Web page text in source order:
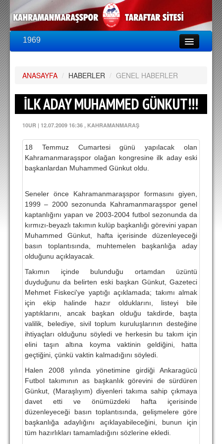
1969
PUAN DURUMU
FİKSTÜR
KADRO
A TAKIM KADROSU
TEKNİK KADRO
TRANSFERLER
TARAFTAR
BİLETLER
DEPLASMAN
LİSANSLI ÜRÜNLER
FOTOĞRAF & VİDEOLAR
MARŞ & TEZAHÜRATLAR
KULÜP
AMBLEM
SPOR TESİSLERİ
YÖNETİM KURULU
PERSONEL
SPONSORLAR
TARİHÇE
ANASAYFA / HABERLER / GENEL HABERLER
İLK ADAY MUHAMMED GÜNKUT!!!
10UR | 12.07.2009 16:36 , KAHRAMANMARAŞ
18 Temmuz Cumartesi günü yapılacak olan
Kahramanmaraşspor olağan kongresine ilk aday eski
başkanlardan Muhammed Günkut oldu.
Seneler önce Kahramanmaraşspor formasını giyen,
1999 – 2000 sezonunda Kahramanmaraşspor genel
kaptanlığını yapan ve 2003-2004 futbol sezonunda da
kırmızı-beyazlı takımın kulüp başkanlığı görevini yapan
Muhammed Günkut, hafta içerisinde düzenleyeceği
basın toplantısında, muhtemelen başkanlığa aday
olduğunu açıklayacak.
Takımın içinde bulunduğu ortamdan üzüntü
duyduğunu da belirten eski başkan Günkut, Gazeteci
Mehmet Fiskeci'ye yaptığı açıklamada; takımı almak
için ekip halinde hazır olduklarını, listeyi bile
yaptıklarını, ancak başkan olduğu takdirde, başta
valilik, belediye, sivil toplum kuruluşlarının desteğine
ihtiyaçları olduğunu söyledi ve herkesin bu takım için
elini taşın altına koyma vaktinin geldiğini, hatta
geçtiğini, çünkü vaktin kalmadığını söyledi.
Halen 2008 yılında yönetimine girdiği Ankaragücü
Futbol takımının as başkanlık görevini de sürdüren
Günkut, (Maraşlıyım) diyenleri takıma sahip çıkmaya
davet etti ve önümüzdeki hafta içerisinde
düzenleyeceği basın toplantısında, gelişmelere göre
başkanlığa adaylığını açıklayabileceğini, bunun için
tüm hazırlıkları tamamladığını sözlerine ekledi.